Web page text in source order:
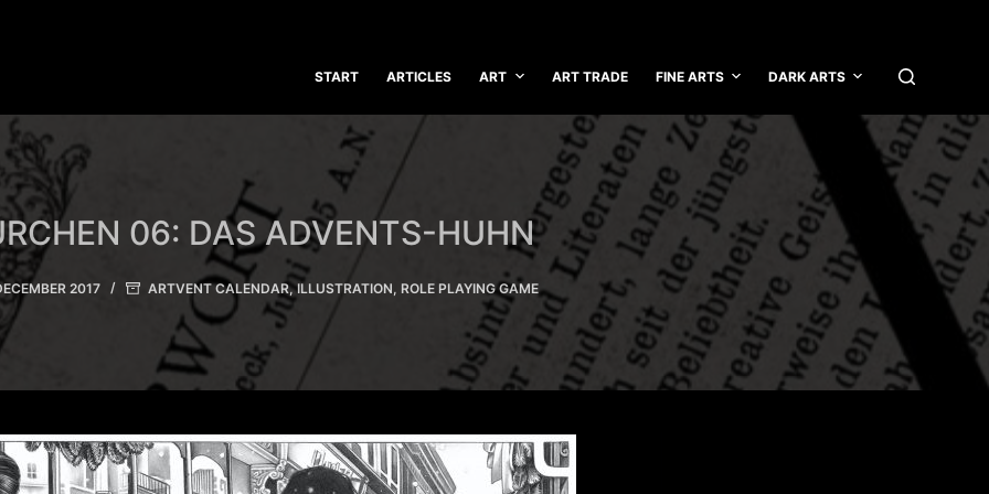
START ARTICLES ART ART TRADE FINE ARTS DARK ARTS
06: DAS ADVENTS-HUHN
2017 ARTVENT CALENDAR,ILLUSTRATION, ROLE PLAYING GAME